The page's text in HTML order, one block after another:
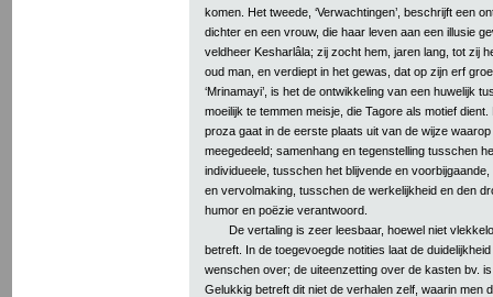
komen. Het tweede, ‘Verwachtingen’, beschrijft een
dichter en een vrouw, die haar leven aan een illusie
veldheer Kesharlâla; zij zocht hem, jaren lang, tot zij
oud man, en verdiept in het gewas, dat op zijn erf
‘Mrinamayi’, is het de ontwikkeling van een huwelijk
moeilijk te temmen meisje, die Tagore als motief
proza gaat in de eerste plaats uit van de wijze
meegedeeld; samenhang en tegenstelling tusschen
individueele, tusschen het blijvende en
en vervolmaking, tusschen de werkelijkheid en den
humor en poëzie verantwoord.
De vertaling is zeer leesbaar, hoewel niet
betreft. In de toegevoegde notities laat de
wenschen over; de uiteenzetting over de kasten bv.
Gelukkig betreft dit niet de verhalen zelf, waarin men